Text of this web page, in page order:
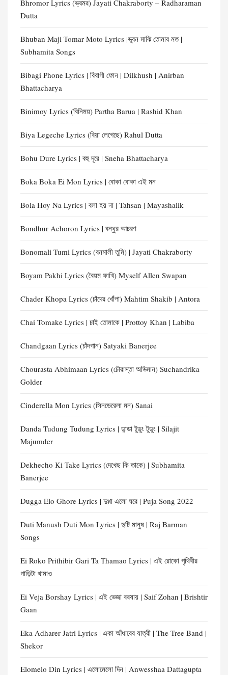
Bhromor Lyrics (ভ্রমর) Jayati Chakraborty – Radharaman
Dutta
Bhuban Maji Tomar Moto Lyrics |ভূবন মাঝি তোমার মত |
Subhamita Songs
Bibagi Phone Lyrics | বিবাগী ফোন | Dilkhush | Anirban
Bhattacharya
Binimoy Lyrics (বিনিময়) Partha Barua | Rashid Khan
Biya Legeche Lyrics (বিয়া লেগেছে) Rahul Dutta
Bohu Dure Lyrics | বহু দূরে | Sneha Bhattacharya
Boka Boka Ei Mon Lyrics | বোকা বোকা এই মন
Bola Hoy Na Lyrics | বলা হয় না | Tahsan | Mayashalik
Bondhur Achoron Lyrics | বন্ধুর আচরণ
Bonomali Tumi Lyrics (বনমালী তুমি) | Jayati Chakraborty
Boyam Pakhi Lyrics (বৈয়ম ফাখি) Myself Allen Swapan
Chader Khopa Lyrics (চাঁদের খোঁপা) Mahtim Shakib | Antora
Chai Tomake Lyrics | চাই তোমাকে | Prottoy Khan | Labiba
Chandgaan Lyrics (চাঁদগান) Satyaki Banerjee
Chourasta Abhimaan Lyrics (চৌরাস্তা অভিমান) Suchandrika
Golder
Cinderella Mon Lyrics (সিনডেরেলা মন) Sanai
Danda Tudung Tudung Lyrics | ডান্ডা টুডুং টুডুং | Silajit
Majumder
Dekhecho Ki Take Lyrics (দেখেছ কি তাকে) | Subhamita
Banerjee
Dugga Elo Ghore Lyrics | দুগ্গা এলো ঘরে | Puja Song 2022
Duti Manush Duti Mon Lyrics | দুটি মানুষ | Raj Barman
Songs
Ei Roko Prithibir Gari Ta Thamao Lyrics | এই রোকো পৃথিবীর
গাড়িটা থামাও
Ei Veja Borshay Lyrics | এই ভেজা বরষায় | Saif Zohan | Brishtir
Gaan
Eka Adharer Jatri Lyrics | একা আঁধারের যাত্রী | The Tree Band |
Shekor
Elomelo Din Lyrics | এলোমেলো দিন | Anwesshaa Dattagupta